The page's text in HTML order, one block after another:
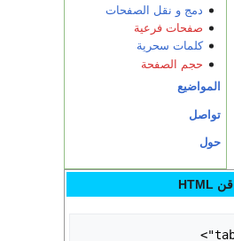
دمج و نقل الصفحات
صفحات فرعية
كلمات سحرية
حجم الصفحة
المواضيع
تواصل
حول
قن HTML